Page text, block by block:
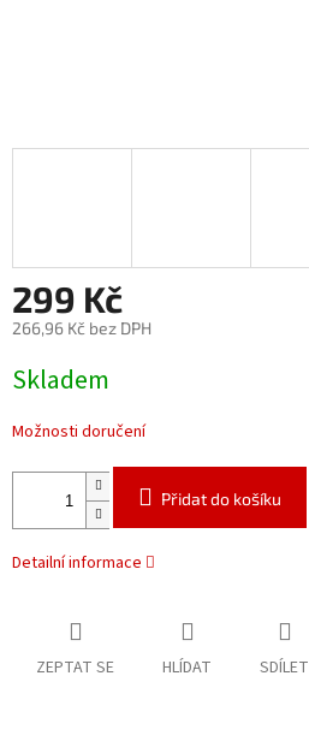
299 Kč
266,96 Kč bez DPH
cena:
Skladem
Možnosti doručení
Přidat do košíku
Detailní informace
ZEPTAT SE HLÍDAT SDÍLET